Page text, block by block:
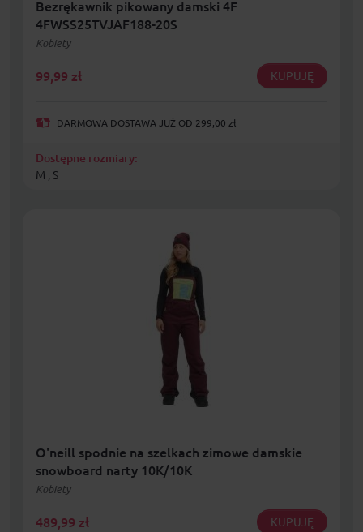
Bezrękawnik pikowany damski 4F
4FWSS25TVJAF188-20S
Kobiety
99,99 zł KUPUJĘ
DARMOWA DOSTAWA JUŻ OD 299,00 zł
Dostępne rozmiary:
M , S
O'neill spodnie na szelkach zimowe damskie
snowboard narty 10K/10K
Kobiety
489,99 zł KUPUJĘ